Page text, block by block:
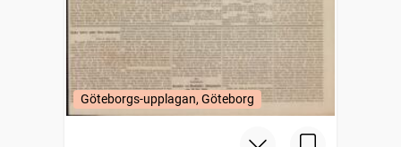
Göteborgs-upplagan, Göteborg